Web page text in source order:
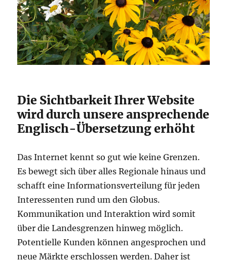
Die Sichtbarkeit Ihrer Website
wird durch unsere ansprechende
Englisch-Übersetzung erhöht
Das Internet kennt so gut wie keine Grenzen.
Es bewegt sich über alles Regionale hinaus und
schafft eine Informationsverteilung für jeden
Interessenten rund um den Globus.
Kommunikation und Interaktion wird somit
über die Landesgrenzen hinweg möglich.
Potentielle Kunden können angesprochen und
neue Märkte erschlossen werden. Daher ist